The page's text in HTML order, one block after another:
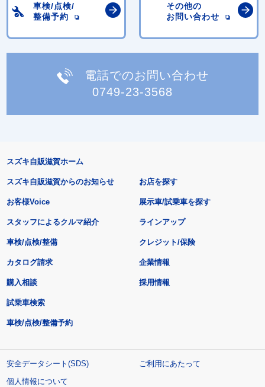
車検/点検/
整備予約
その他の
お問い合わせ
電話でのお問い合わせ
0749-23-3568
スズキ自販滋賀ホーム
スズキ自販滋賀からのお知らせ
お客様Voice
スタッフによるクルマ紹介
お店を探す
展示車/試乗車を探す
ラインアップ
車検/点検/整備 クレジット/保険
カタログ請求
購入相談
試乗車検索
車検/点検/整備予約
企業情報
採用情報
安全データシート(SDS)
ご利用にあたって
個人情報について